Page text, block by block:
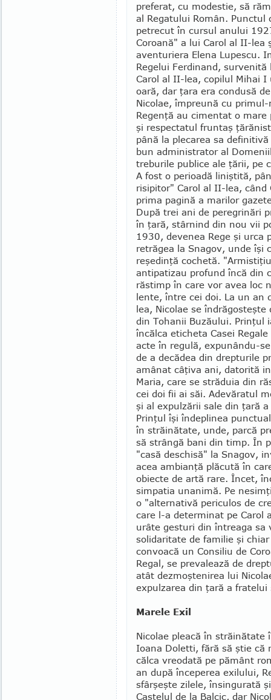
preferat, cu modestie, să
al Regatului Român.
petrecut în cursul anului
Coroană" a lui Carol al II-lea
aven­turiera Elena Lupescu.
Regelui Ferdinand,
Carol al II-lea, copilul Mihai
oară, dar ţara era condusă
Nicolae, împreună cu
Regenţă au cimentat o
şi res­pectatul fruntaş
până la plecarea sa
bun administrator al
treburile publice ale ţării, pe
A fost o perioadă liniş­tită,
risipitor" Carol al II-lea, când
prima pagină a marilor
După trei ani de peregrinări
în ţară, stârnind din nou vii
1930, devenea Rege şi urca
retrăgea la Sna­gov, unde îşi
reşe­dinţă cochetă.
antipatizau profund încă din
răs­­timp în care vor avea loc
len­te, între cei doi. La un an
lea, Ni­colae se
din Tohanii Buzăului. Prinţul
încălca eticheta Casei
acte în regu­lă, expunându-
de a decădea din drepturile
amânat câţiva ani, datorită
Maria, care se străduia din
cei doi fii ai săi. Adevăratul
şi al expulzării sale din ţară
Prinţul îşi îndepli­nea
în străinătate, unde, parcă
să strân­gă bani din timp. În
"casă des­chisă" la Snagov,
acea am­bianţă plăcută în
obiecte de artă rare. Încet,
simpatia unanimă. Pe
o "alter­na­tivă periculos de
care l-a deter­mi­nat pe Carol
urâte gesturi din întreaga sa
soli­da­ritate de familie şi
convoacă un Consiliu de
Regal, se prevalea­ză de
atât dezmoştenirea lui
expul­zarea din ţară a
Marele Exil
Nicolae pleacă în străinătate
Ioa­na Doletti, fără să ştie că
călca vreodată pe pă­mânt
an după începerea exilu­lui,
sfârşeşte zilele, însingurată
Castelul de la Balcic, dar